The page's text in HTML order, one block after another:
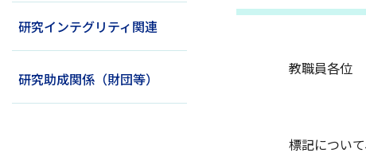
研究インテグリティ関連
研究助成関係（財団等）
教職員各位
プロ
標記について